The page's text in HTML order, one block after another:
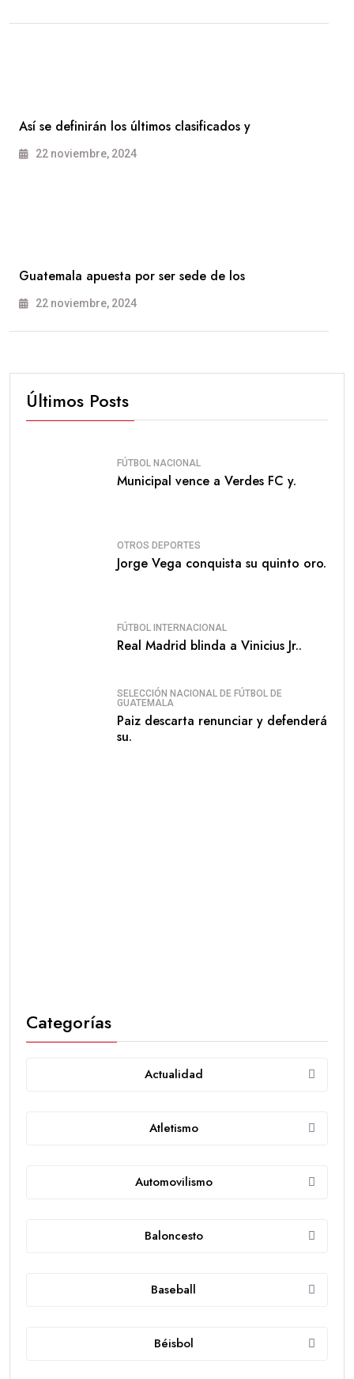
Así se definirán los últimos clasificados y
22 noviembre, 2024
Guatemala apuesta por ser sede de los
22 noviembre, 2024
Últimos Posts
FÚTBOL NACIONAL
Municipal vence a Verdes FC y.
OTROS DEPORTES
Jorge Vega conquista su quinto oro.
FÚTBOL INTERNACIONAL
Real Madrid blinda a Vinicius Jr..
SELECCIÓN NACIONAL DE FÚTBOL DE
GUATEMALA
Paiz descarta renunciar y defenderá
su.
Categorías
Actualidad
Atletismo
Automovilismo
Baloncesto
Baseball
Béisbol